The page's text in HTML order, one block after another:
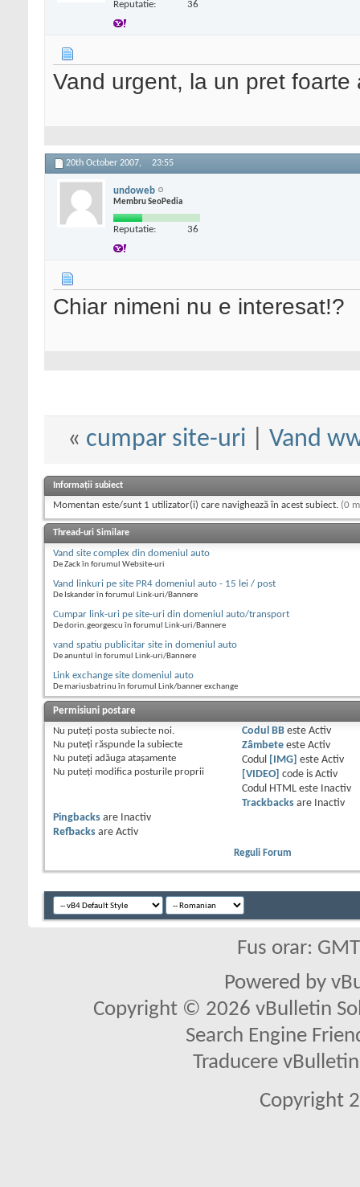
Reputatie: 36
Vand urgent, la un pret foarte
20th October 2007, 23:55
undoweb
Membru SeoPedia
Reputatie: 36
Chiar nimeni nu e interesat!?
« cumpar site-uri Vand
Informații subiect
Momentan este/sunt 1 utilizator(i) care navighează în acest subiect. (0
Thread-uri Similare
Vand site complex din domeniul auto
De Zack în forumul Website-uri
Vand linkuri pe site PR4 domeniul auto - 15 lei / post
De Iskander în forumul Link-uri/Bannere
Cumpar link-uri pe site-uri din domeniul auto/transport
De dorin.georgescu în forumul Link-uri/Bannere
vand spatiu publicitar site in domeniul auto
De anuntul în forumul Link-uri/Bannere
Link exchange site domeniul auto
De mariusbatrinu în forumul Link/banner exchange
Permisiuni postare
Nu puteţi posta subiecte noi.
Nu puteţi răspunde la subiecte
Nu puteţi adăuga ataşamente
Nu puteţi modifica posturile proprii
Codul BBeste Activ
Zâmbeteeste Activ
Codul
[IMG] este Activ
[VIDEO]
code is Activ
Codul HTML este
Inactiv
Trackbacksare
Inactiv
Pingbacks are
Inactiv
Refbacks are Activ
Reguli Forum
Fus orar:
Powered by
Copyright © 2026 vBulletin
Search Engine
Traducere
Copyright